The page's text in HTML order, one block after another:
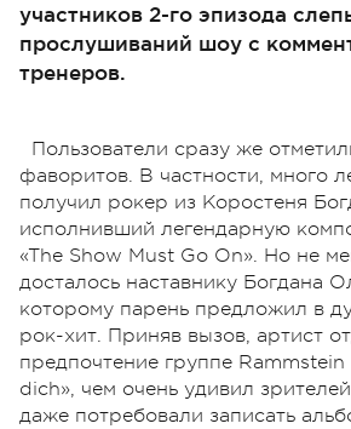
участников 2-го эпизода
прослушиваний шоу с
тренеров.
Пользователи сразу же
фаворитов. В частности, много
получил рокер из Коростеня
исполнивший легендарную
«The Show Must Go On». Но не
досталось наставнику Богдана
которому парень предложил в
рок-хит. Приняв вызов, артист
предпочтение группе
dich», чем очень удивил
даже потребовали записать